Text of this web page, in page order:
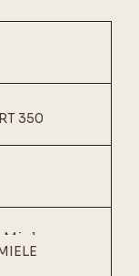
350